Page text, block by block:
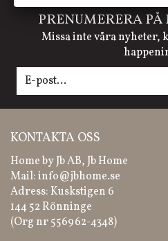
PRENUMERERA PÅ
Missa inte våra nyheter,
KONTAKTA OSS
Home by Jb AB, Jb Home
Mail:info@jbhome.se
Adress: Kuskstigen 6
144 52 Rönninge
(Org nr 556962-4348)